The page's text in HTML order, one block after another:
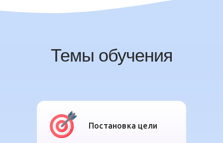
Темы обучения
Постановка цели